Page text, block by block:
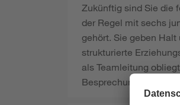
Zukünftig sind Sie die
der Regel mit sechs
gehört. Sie geben
strukturierte
als Teamleitung
Besprechungen oder